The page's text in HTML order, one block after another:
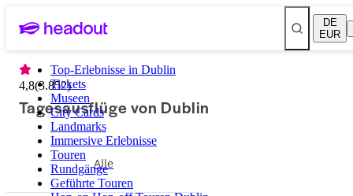
DE
EUR
Top-Erlebnisse in Dublin
Tickets
Museen
City Cards
Landmarks
Immersive Erlebnisse
Touren
Rundgänge
Geführte Touren
4,8(3.852)
Tagesausflüge von Dublin
Alle